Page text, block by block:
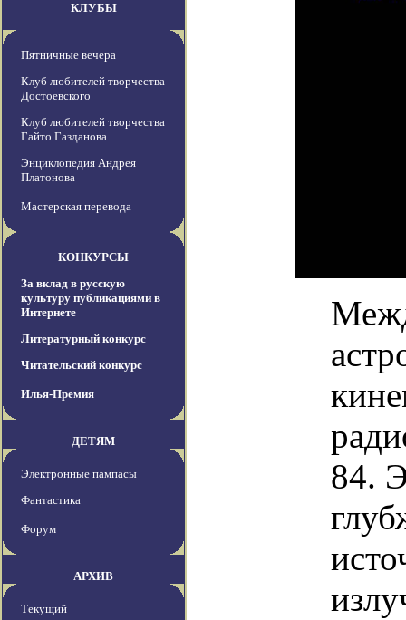
КЛУБЫ
Пятничные вечера
Клуб любителей творчества
Достоевского
Клуб любителей творчества
Гайто Газданова
Энциклопедия Андрея
Платонова
Мастерская перевода
КОНКУРСЫ
За вклад в русскую
культуру публикациями в
Интернете
Литературный конкурс
Читательский конкурс
Илья-Премия
ДЕТЯМ
Электронные пампасы
Фантастика
Форум
АРХИВ
Текущий
84.